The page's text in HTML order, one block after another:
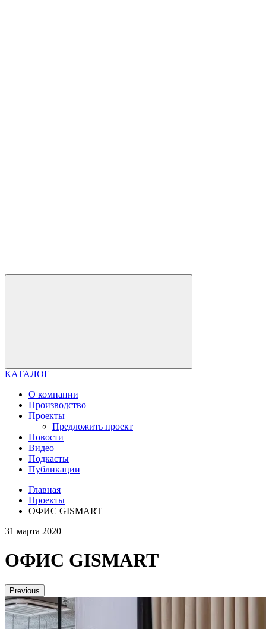
КАТАЛОГ
О компании
Производство
Проекты
Предложить проект
Новости
Видео
Подкасты
Публикации
Главная
Проекты
ОФИС GISMART
31 марта 2020
ОФИС GISMART
Previous